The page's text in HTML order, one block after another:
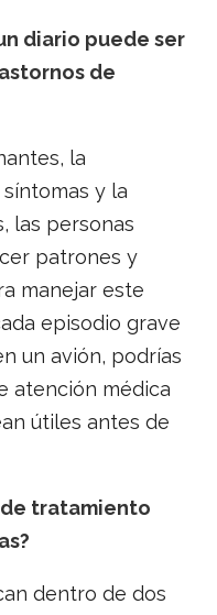
diario puede ser
de
la
y la
las personas
patrones y
manejar este
episodio grave
un avión, podrías
atención médica
útiles antes de
de tratamiento
dentro de dos